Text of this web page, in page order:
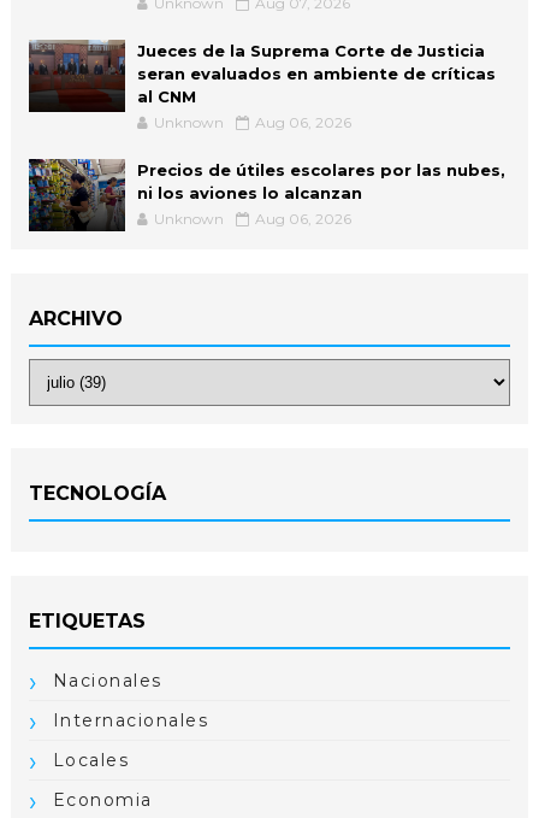
Jueces de la Suprema Corte de Justicia
seran evaluados en ambiente de críticas
al CNM
Unknown Aug 06, 2026
Precios de útiles escolares por las nubes,
ni los aviones lo alcanzan
Unknown Aug 06, 2026
ARCHIVO
TECNOLOGÍA
ETIQUETAS
Nacionales
Internacionales
Locales
Economia